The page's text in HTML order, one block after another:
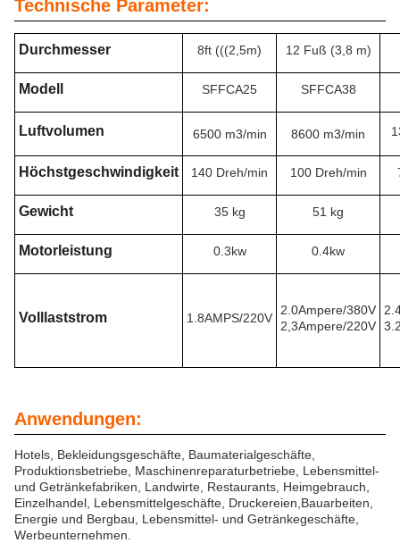
Technische Parameter:
Durchmesser 8ft (((2,5m) 12 Fuß (3,8 m)
Modell SFFCA25 SFFCA38
Luftvolumen 6500 m3/min 8600 m3/min
Höchstgeschwindigkeit 140 Dreh/min 100 Dreh/min
Gewicht 35 kg 51 kg
Motorleistung 0.3kw 0.4kw
Volllaststrom 1.8AMPS/220V
2.0Ampere/380V
2,3Ampere/220V
Anwendungen:
Hotels, Bekleidungsgeschäfte, Baumaterialgeschäfte,
Produktionsbetriebe, Maschinenreparaturbetriebe, Lebensmittel-
und Getränkefabriken, Landwirte, Restaurants, Heimgebrauch,
Einzelhandel, Lebensmittelgeschäfte, Druckereien,Bauarbeiten,
Energie und Bergbau, Lebensmittel- und Getränkegeschäfte,
Werbeunternehmen.